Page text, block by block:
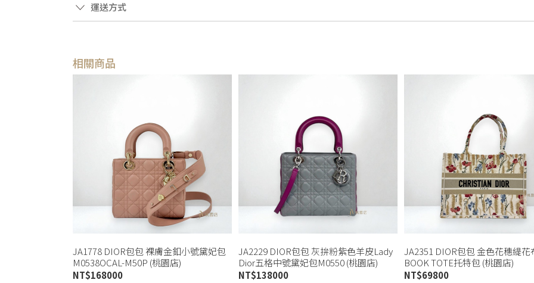
運送方式
相關商品
JA1778 DIOR包包 裸膚金釦小號黛妃包
M0538OCAL-M50P (桃園店)
NT$168000
JA2229 DIOR包包 灰拚粉紫色羊皮Lady
Dior五格中號黛妃包M0550 (桃園店)
NT$138000
JA2351 DIOR包包 金色花穗緹花
BOOK TOTE托特包 (桃園店)
NT$69800